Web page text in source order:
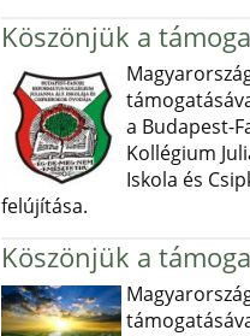
Köszönjük a
a Budapest-
Kollégium
Iskola és
felújítása.
Köszönjük a